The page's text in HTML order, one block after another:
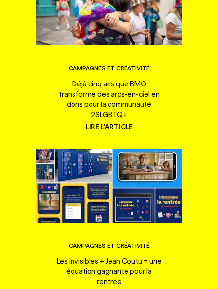
CAMPAGNES ET CRÉATIVITÉ
Déjà cinq ans que BMO
transforme des arcs-en-ciel en
dons pour la communauté
2SLGBTQ+
LIRE L'ARTICLE
CAMPAGNES ET CRÉATIVITÉ
Les Invisibles + Jean Coutu = une
équation gagnante pour la
rentrée